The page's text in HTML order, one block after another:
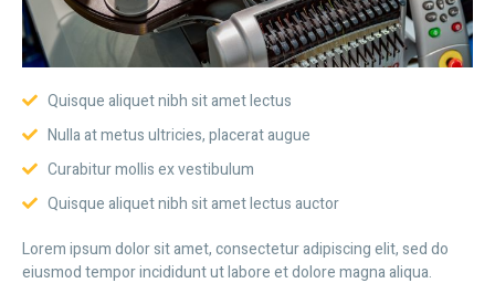
Quisque aliquet nibh sit amet lectus
Nulla at metus ultricies, placerat augue
Curabitur mollis ex vestibulum
Quisque aliquet nibh sit amet lectus auctor
Lorem ipsum dolor sit amet, consectetur adipiscing elit, sed do
eiusmod tempor incididunt ut labore et dolore magna aliqua.